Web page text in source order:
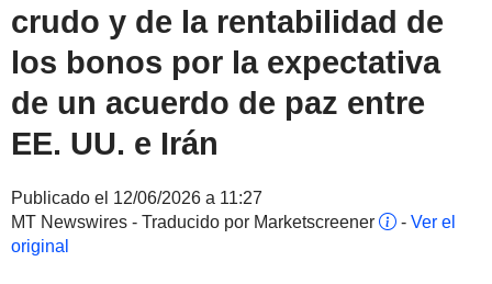
crudo y de la rentabilidad de
los bonos por la expectativa
de un acuerdo de paz entre
EE. UU. e Irán
Publicado el 12/06/2026 a 11:27
MT Newswires - Traducido por Marketscreener
- Ver el
original